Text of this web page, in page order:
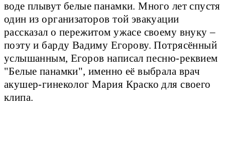
воде плывут белые панамки. Много лет спустя
один из организаторов той эвакуации
рассказал о пережитом ужасе своему внуку –
поэту и барду Вадиму Егорову. Потрясённый
услышанным, Егоров написал песню-реквием
"Белые панамки", именно её выбрала врач
акушер-гинеколог Мария Краско для своего
клипа.